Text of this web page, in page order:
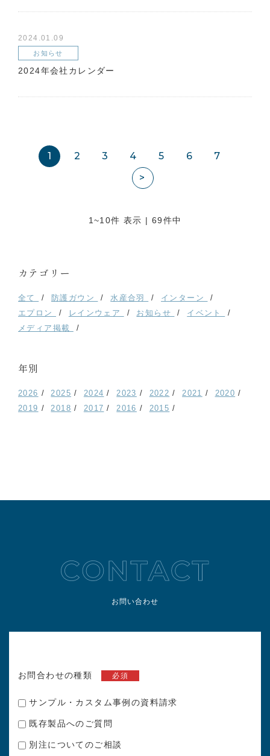
2024.01.09
お知らせ
2024年会社カレンダー
1 2 3 4 5 6
7
>
1~10件 表示 | 69件中
カテゴリー
全て 防護ガウン 水産合羽
インターン
エプロン
レインウェア お知らせ
イベント
メディア掲載
年別
2026 2025 2024 2023 2022 2021
2020
2019
2018 2017 2016 2015
お問い合わせ
お問合わせの種類 必須
サンプル・カスタム事例の資料請求
既存製品へのご質問
別注についてのご相談